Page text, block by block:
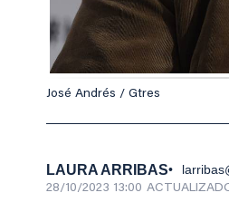
José Andrés / Gtres
LAURA ARRIBAS
28/10/2023 13:00